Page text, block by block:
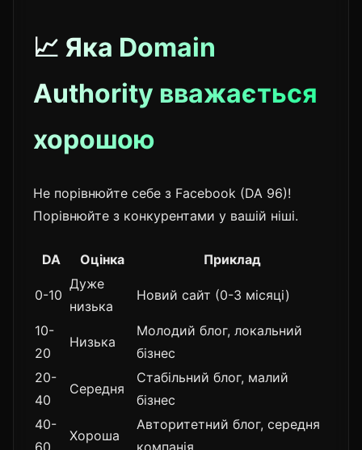
📈 Яка Domain
Authority вважається
хорошою
Не порівнюйте себе з Facebook (DA 96)!
Порівнюйте з конкурентами у вашій ніші.
DA Оцінка Приклад
0-10
Дуже
низька
Новий сайт (0-3 місяці)
10-
20
Низька
Молодий блог, локальний
бізнес
20-
40
Середня
Стабільний блог, малий
бізнес
40-
60
Хороша
Авторитетний блог, середня
компанія